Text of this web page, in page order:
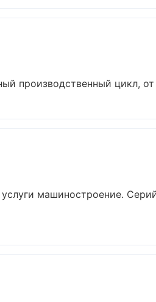
производственный цикл,
машиностроение.